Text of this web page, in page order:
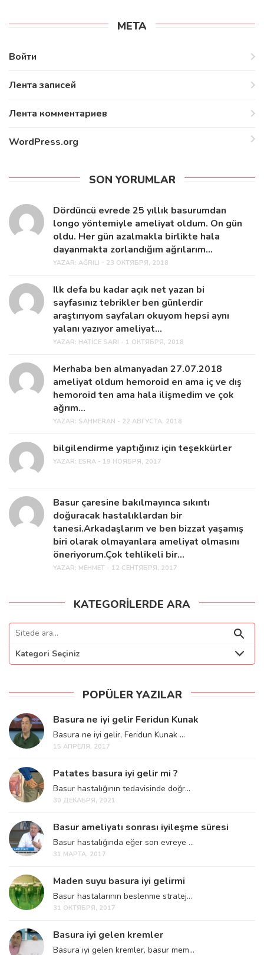
МЕТА
Войти
Лента записей
Лента комментариев
WordPress.org
SON YORUMLAR
Dördüncü evrede 25 yıllık basurumdan
longo yöntemiyle ameliyat oldum. On gün
oldu. Her gün azalmakla birlikte hala
dayanmakta zorlandığım ağrılarım...
YAZAR: AĞRILI - 23 ОКТЯБРЯ, 2018
Ilk defa bu kadar açık net yazan bi
sayfasınız tebrikler ben günlerdir
araştırıyom sayfaları okuyom hepsi aynı
yalanı yazıyor ameliyat...
YAZAR: HATICE SARI - 1 ОКТЯБРЯ, 2018
Merhaba ben almanyadan 27.07.2018
ameliyat oldum hemoroid en ama iç ve dış
hemoroid ten ama hala ilişmedim ve çok
ağrım...
YAZAR: SAHMERAN - 22 АВГУСТА, 2018
bilgilendirme yaptığınız için teşekkürler
YAZAR: ESRA - 19 НОЯБРЯ, 2017
Basur çaresine bakılmayınca sıkıntı
doğuracak hastalıklardan bir
tanesi.Arkadaşlarım ve ben bizzat yaşamış
biri olarak olmayanlara ameliyat olmasını
öneriyorum.Çok tehlikeli bir...
YAZAR: MEHMET - 12 СЕНТЯБРЯ, 2017
KATEGORILERDE ARA
Kategori Seçiniz
POPÜLER YAZILAR
Basura ne iyi gelir Feridun Kunak
Basura ne iyi gelir, Feridun Kunak ...
15 АПРЕЛЯ, 2017
Patates basura iyi gelir mi ?
Basur hastalığının tedavisinde doğr...
30 ДЕКАБРЯ, 2021
Basur ameliyatı sonrası iyileşme süresi
Basur hastalığında eğer son evreye ...
31 МАРТА, 2017
Maden suyu basura iyi gelirmi
Basur hastalarının beslenme stratej...
31 ОКТЯБРЯ, 2017
Basura iyi gelen kremler
Basura iyi gelen kremler, basur mem...